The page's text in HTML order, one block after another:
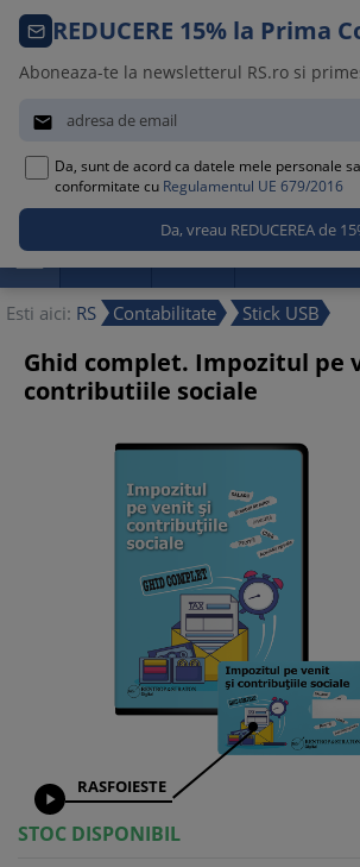
Comanda telefonica · 021 209 45 12
 Promotii Noutati Reduceri
Esti aici: RS Contabilitate Stick USB
REDUCERE 15% la Prima
Aboneaza-te la newsletterul RS.ro si

Da, sunt de acord ca datele mele personale
conformitate cu Regulamentul UE 679/2016
Ghid complet. Impozitul pe
contributiile sociale

RASFOIESTE
STOC DISPONIBIL